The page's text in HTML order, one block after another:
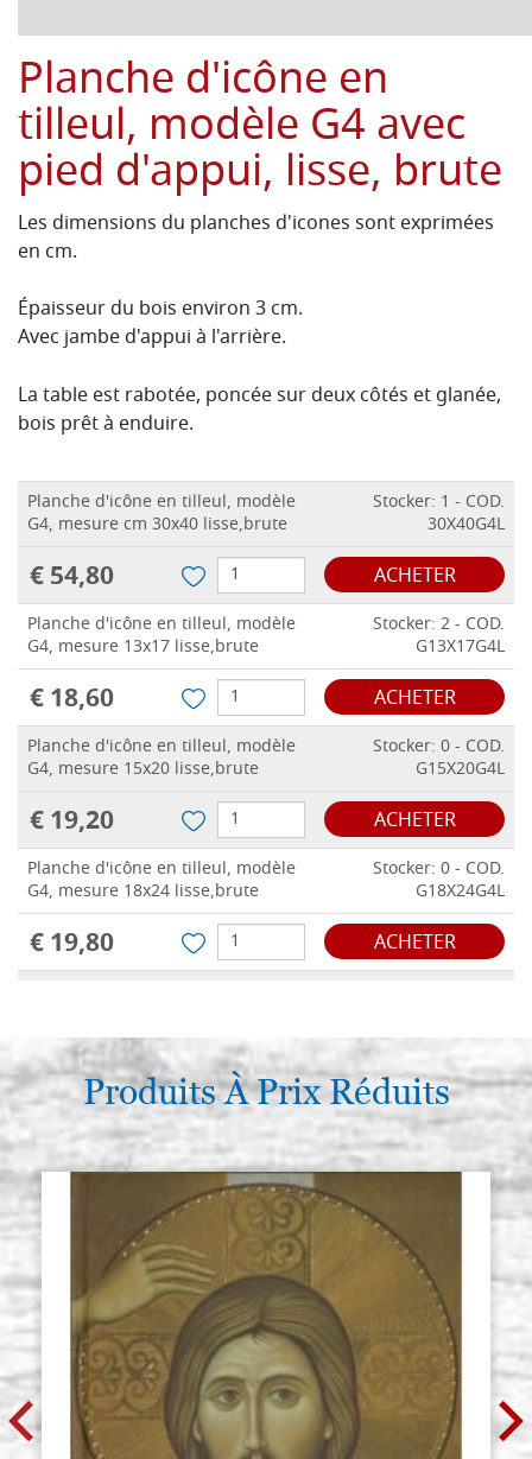
Planche d'icône en
tilleul, modèle G4 avec
pied d'appui, lisse, brute
Les dimensions du planches d'icones sont exprimées
en cm.
Épaisseur du bois environ 3 cm.
Avec jambe d'appui à l'arrière.
La table est rabotée, poncée sur deux côtés et glanée,
bois prêt à enduire.
Planche d'icône en tilleul, modèle
G4, mesure cm 30x40 lisse,brute
Stocker: 1 - COD.
30X40G4L
€ 54,80 ACHETER
Planche d'icône en tilleul, modèle
G4, mesure 13x17 lisse,brute
Stocker: 2 - COD.
G13X17G4L
€ 18,60 ACHETER
Planche d'icône en tilleul, modèle
G4, mesure 15x20 lisse,brute
Stocker: 0 - COD.
G15X20G4L
€ 19,20 ACHETER
Planche d'icône en tilleul, modèle
G4, mesure 18x24 lisse,brute
Stocker: 0 - COD.
G18X24G4L
€ 19,80 ACHETER
€ 21,20 ACHETER
Planche d'icône en tilleul, modèle
G4, mesure 25x30 lisse,brute
Stocker: 1 - COD.
G25X30G4L
€ 18,50
Produits À Prix Réduits